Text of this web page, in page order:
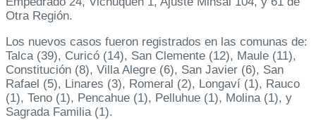
Otra Región.
Los nuevos casos fueron registrados en las comunas de:
Talca (39), Curicó (14), San Clemente (12), Maule (11),
Constitución (8), Villa Alegre (6), San Javier (6), San
Rafael (5), Linares (3), Romeral (2), Longaví (1), Rauco
(1), Teno (1), Pencahue (1), Pelluhue (1), Molina (1), y
Sagrada Familia (1).